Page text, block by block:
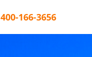
400-166-3656